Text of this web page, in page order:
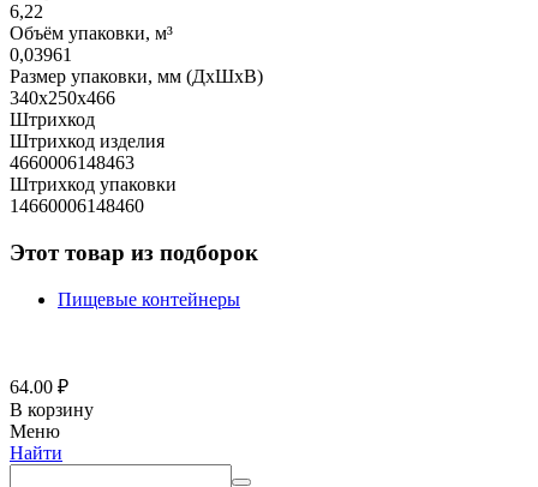
6,22
Объём упаковки, м³
0,03961
Размер упаковки, мм (ДхШхВ)
340х250х466
Штрихкод
Штрихкод изделия
4660006148463
Штрихкод упаковки
14660006148460
Этот товар из подборок
Пищевые контейнеры
64.00 ₽
В корзину
Меню
Найти